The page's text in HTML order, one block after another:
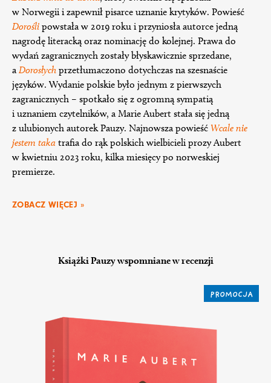
w Norwegii i zapewnił pisarce uznanie krytyków. Powieść
Dorośli powstała w 2019 roku i przyniosła autorce jedną
nagrodę literacką oraz nominację do kolejnej. Prawa do
wydań zagranicznych zostały błyskawicznie sprzedane,
a Dorosłych przetłumaczono dotychczas na szesnaście
języków. Wydanie polskie było jednym z pierwszych
zagranicznych – spotkało się z ogromną sympatią
i uznaniem czytelników, a Marie Aubert stała się jedną
z ulubionych autorek Pauzy. Najnowsza powieść Wcale nie
jestem taka trafia do rąk polskich wielbicieli prozy Aubert
w kwietniu 2023 roku, kilka miesięcy po norweskiej
premierze.
ZOBACZ WIĘCEJ »
Książki Pauzy wspomniane w recenzji
PROMOCJA